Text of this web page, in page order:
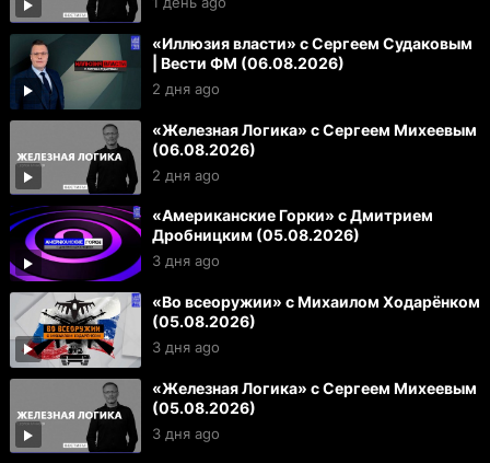
«Иллюзия власти» с Сергеем Судаковым
| Вести ФМ (06.08.2026)
2 дня ago
«Железная Логика» с Сергеем Михеевым
(06.08.2026)
2 дня ago
«Американские Горки» с Дмитрием
Дробницким (05.08.2026)
3 дня ago
«Во всеоружии» с Михаилом Ходарёнком
(05.08.2026)
3 дня ago
«Железная Логика» с Сергеем Михеевым
(05.08.2026)
3 дня ago